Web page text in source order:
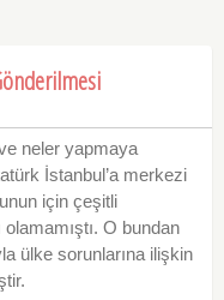
neler yapmaya
İstanbul’a merkezi
için çeşitli
O bundan
ülke sorunlarına ilişkin